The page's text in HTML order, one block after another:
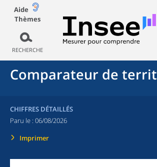
Aide
Thèmes
RECHERCHE
Comparateur de
CHIFFRES DÉTAILLÉS
Paru le : 06/08/2026
Imprimer